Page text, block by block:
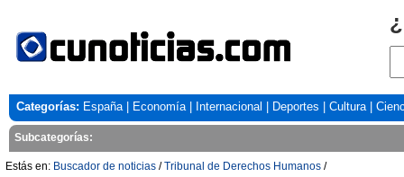
Categorías: España| Economía| Internacional Deportes Cultura|
Subcategorías:
Estás en: Buscador de noticias /Tribunal de Derechos Humanos /